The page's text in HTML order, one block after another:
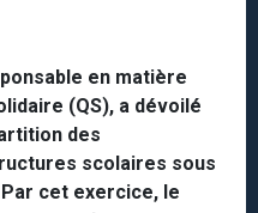
en matière
(QS), a dévoilé
des
scolaires sous
cet exercice, le